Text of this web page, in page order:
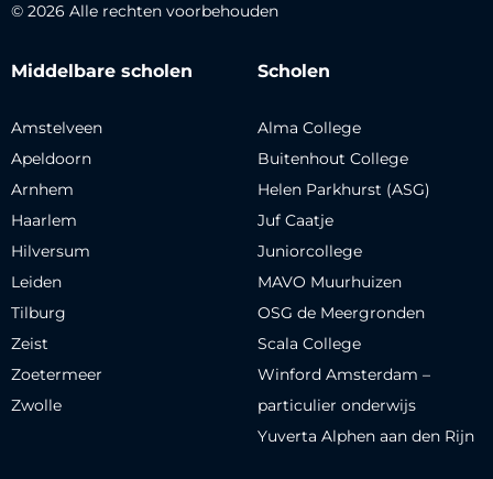
© 2026 Alle rechten voorbehouden
Middelbare scholen
Amstelveen
Apeldoorn
Arnhem
Haarlem
Hilversum
Leiden
Tilburg
Zeist
Zoetermeer
Zwolle
Scholen
Alma College
Buitenhout College
Helen Parkhurst (ASG)
Juf Caatje
Juniorcollege
MAVO Muurhuizen
OSG de Meergronden
Scala College
Winford Amsterdam –
particulier onderwijs
Yuverta Alphen aan den Rijn